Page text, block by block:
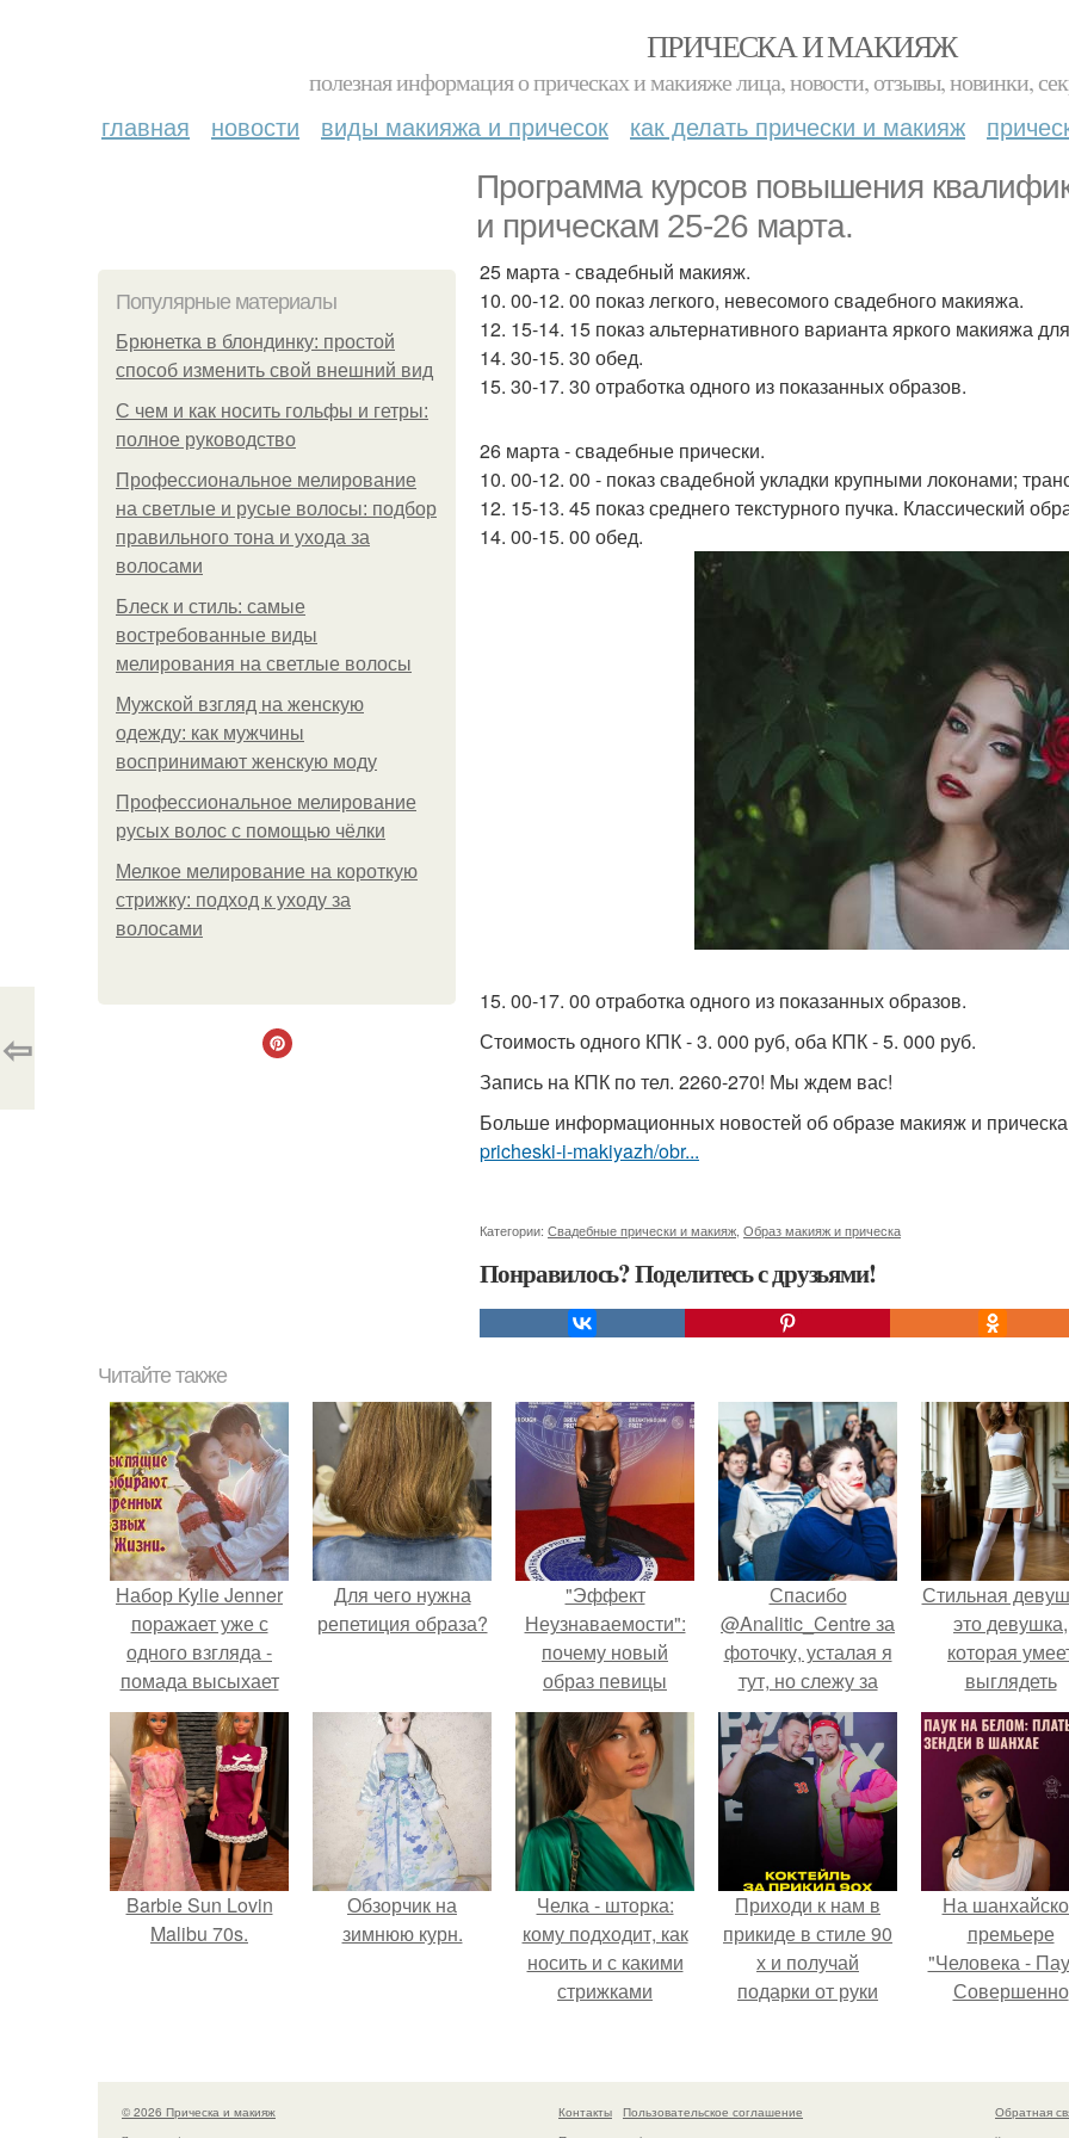
ПРИЧЕСКА И МАКИЯЖ
полезная информация о прическах и макияже лица, новости, отзывы, новинки,
главная новости виды макияжа и причесок как делать прически и макияж
Программа курсов повышения
и прическам 25-26 марта.
Популярные материалы
Брюнетка в блондинку: простой
способ изменить свой внешний вид
С чем и как носить гольфы и гетры:
полное руководство
Профессиональное мелирование
на светлые и русые волосы: подбор
правильного тона и ухода за
волосами
Блеск и стиль: самые
востребованные виды
мелирования на светлые волосы
Мужской взгляд на женскую
одежду: как мужчины
воспринимают женскую моду
Профессиональное мелирование
русых волос с помощью чёлки
Мелкое мелирование на короткую
стрижку: подход к уходу за
волосами
25 марта - свадебный макияж.
10. 00-12. 00 показ легкого, невесомого свадебного макияжа.
12. 15-14. 15 показ альтернативного варианта яркого макияжа
14. 30-15. 30 обед.
15. 30-17. 30 отработка одного из показанных образов.
26 марта - свадебные прически.
10. 00-12. 00 - показ свадебной укладки крупными локонами;
12. 15-13. 45 показ среднего текстурного пучка. Классический
14. 00-15. 00 обед.
15. 00-17. 00 отработка одного из показанных образов.
Стоимость одного КПК - 3. 000 руб, оба КПК - 5. 000 руб.
Запись на КПК по тел. 2260-270! Мы ждем вас!
Больше информационных новостей об образе макияж и
pricheski-i-makiyazh/obr...
Категории: Свадебные прически и макияж Образ макияж и прическа
Понравилось? Поделитесь с друзьями!
⇦
Читайте также
Набор Kylie Jenner
поражает уже с
одного взгляда -
помада высыхает
всего за минуту и
сразу же
становится
матовой.
Для чего нужна
репетиция образа?
"Эффект
Неузнаваемости":
почему новый
образ певицы
вызвал споры о
гранях
возможного?
Спасибо
@Analitic_Centre за
фоточку, усталая я
тут, но слежу за
лекцией о
неприличном в
женской одежде
прошлых лет.
Стильная
это девушка,
которая
выглядеть
элегантно в
ситуации.
Barbie Sun Lovin
Malibu 70s.
Обзорчик на
зимнюю курн.
Челка - шторка:
кому подходит, как
носить и с какими
стрижками
Приходи к нам в
прикиде в стиле 90
х и получай
подарки от руки
На
премьере
"Человека -
Совершенно
просто
наряд, а
© 2026 Прическа и макияж Контакты
Пользовательское соглашение
Обратная